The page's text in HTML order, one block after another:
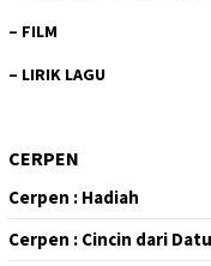
– FILM
– LIRIK LAGU
CERPEN
Cerpen : Hadiah
Cerpen : Cincin dari